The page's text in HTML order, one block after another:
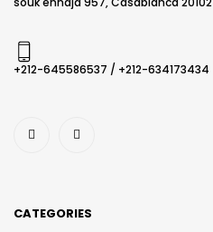
+212-645586537​ / +212-634173434
CATEGORIES